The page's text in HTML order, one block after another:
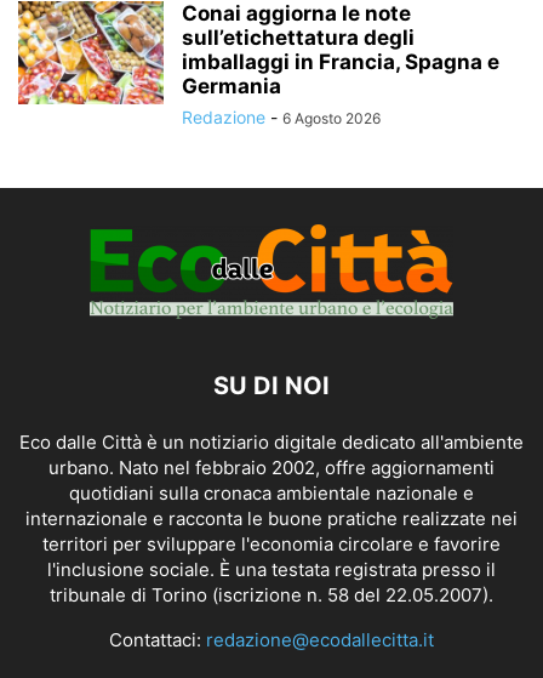
Conai aggiorna le note
sull’etichettatura degli
imballaggi in Francia, Spagna e
Germania
Redazione - 6 Agosto 2026
SU DI NOI
Eco dalle Città è un notiziario digitale dedicato all'ambiente
urbano. Nato nel febbraio 2002, offre aggiornamenti
quotidiani sulla cronaca ambientale nazionale e
internazionale e racconta le buone pratiche realizzate nei
territori per sviluppare l'economia circolare e favorire
l'inclusione sociale. È una testata registrata presso il
tribunale di Torino (iscrizione n. 58 del 22.05.2007).
Contattaci: redazione@ecodallecitta.it